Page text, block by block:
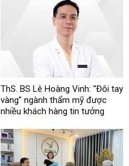
ThS. BS Lê Hoàng Vinh: “Đôi tay
vàng” ngành thẩm mỹ được
nhiều khách hàng tin tưởng